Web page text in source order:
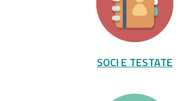
SOCI E TESTATE